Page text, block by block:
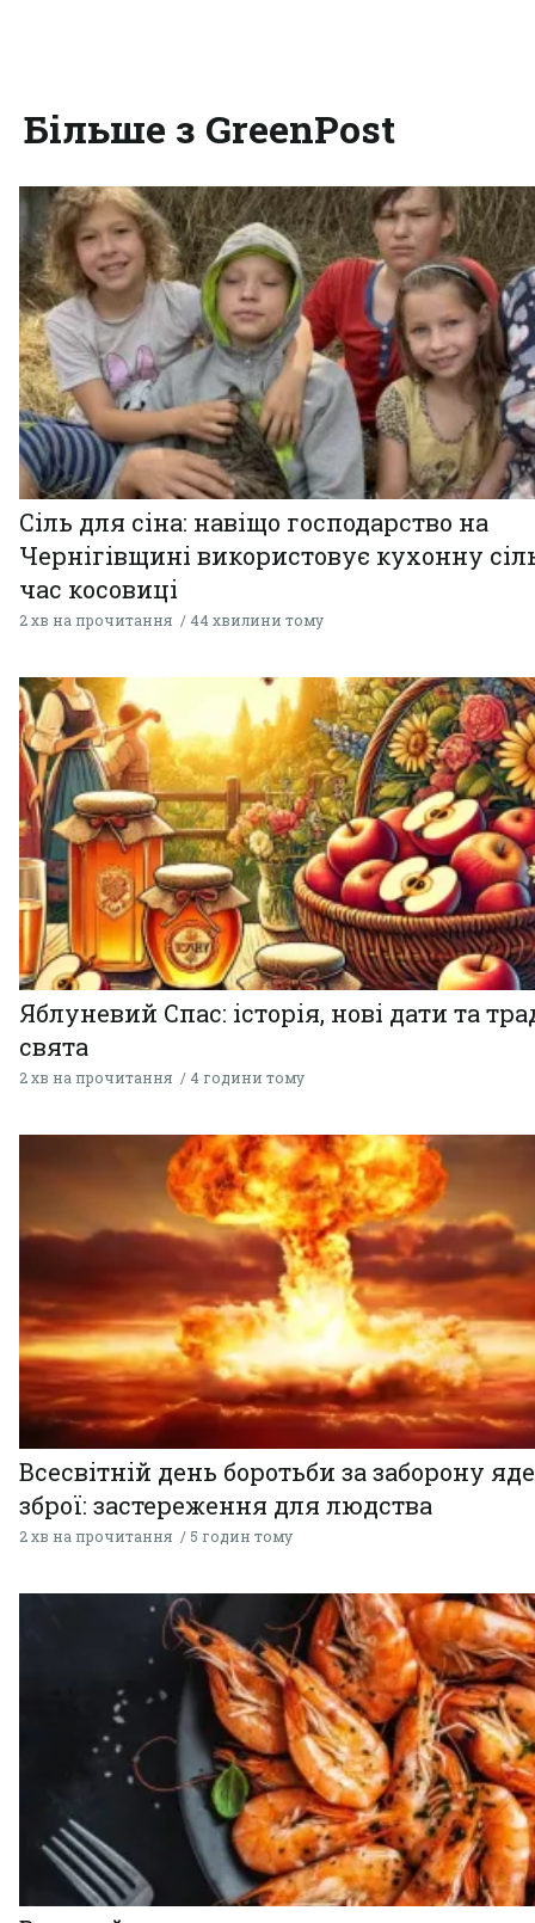
Більше з GreenPost
Сіль для сіна: навіщо господарство на
Чернігівщині використовує кухонну
час косовиці
2 хв на прочитання 44 хвилини тому
Яблуневий Спас: історія, нові дати та
свята
2 хв на прочитання 4 години тому
Всесвітній день боротьби за заборону
зброї: застереження для людства
2 хв на прочитання 5 годин тому